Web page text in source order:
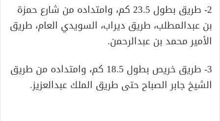
2- طريق بطول 23.5 كم، وامتداده من شارع حمزة
بن عبدالمطلب، طريق ديراب، السويدي العام، طريق
الأمير محمد بن عبدالرحمن.
3- طريق خريص بطول 18.5 كم، وامتداده من طريق
الشيخ جابر الصباح حتى طريق الملك عبدالعزيز.